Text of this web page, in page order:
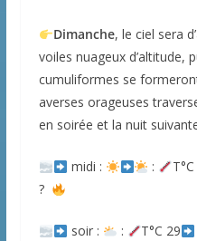
Dimanche, le ciel sera
voiles nuageux d’altitude,
cumuliformes se
averses orageuses
en soirée et la nuit
midi : :
?
soir : : T°C 29